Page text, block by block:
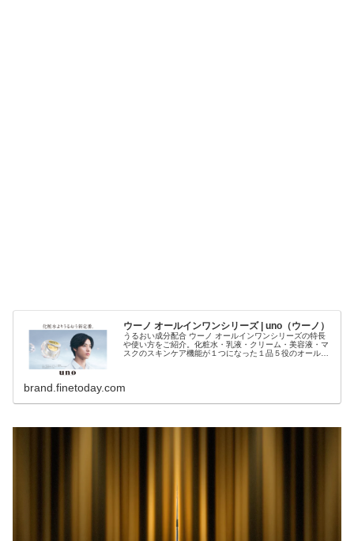
ウーノ オールインワンシリーズ | uno（ウーノ）
うるおい成分配合 ウーノ オールインワンシリーズの特長
や使い方をご紹介。化粧水・乳液・クリーム・美容液・マ
スクのスキンケア機能が１つになった１品５役のオールイ
にもおすすめ。
brand.finetoday.com